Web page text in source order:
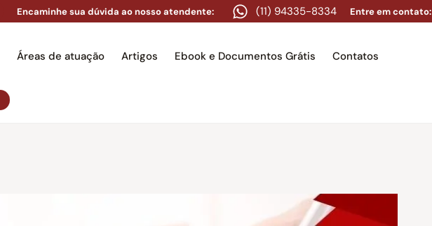
Encaminhe sua dúvida ao nosso atendente: (11) 94335-8334 Entre em contato:
Áreas de atuação Artigos Ebook e Documentos Grátis Contatos